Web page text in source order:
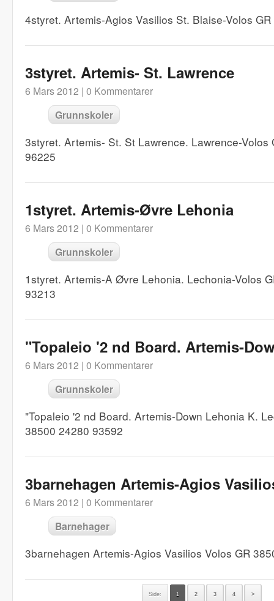
4styret. Artemis-Agios Vasilios St. Blaise-Volos
3styret. Artemis- St. Lawrence
6 Mars 2012 | 0 Kommentarer
Grunnskoler
3styret. Artemis- St. St Lawrence. Lawrence-Volos
96225
1styret. Artemis-Øvre Lehonia
6 Mars 2012 | 0 Kommentarer
Grunnskoler
1styret. Artemis-A Øvre Lehonia. Lechonia-Volos
93213
"Topaleio '2 nd Board. Artemis-
6 Mars 2012 | 0 Kommentarer
Grunnskoler
"Topaleio '2 nd Board. Artemis-Down Lehonia K.
38500 24280 93592
3barnehagen Artemis-Agios
6 Mars 2012 | 0 Kommentarer
Barnehager
3barnehagen Artemis-Agios Vasilios Volos GR
Side: 1 2 3 4 >